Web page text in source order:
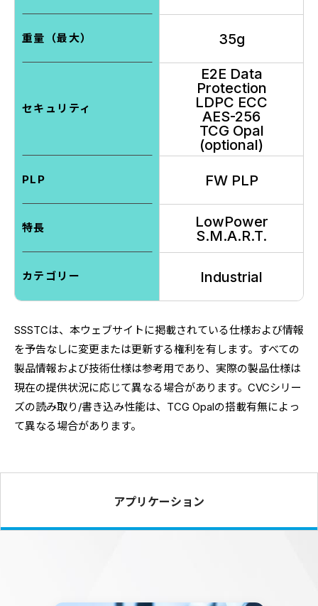
重量（最大） 35g
セキュリティ
E2E Data
Protection
LDPC ECC
AES-256
TCG Opal
(optional)
PLP FW PLP
特長
LowPower
S.M.A.R.T.
カテゴリー Industrial
SSSTCは、 本ウェブサイトに掲載されている仕様および情報
を予告なしに変更 または更新する権利を有します。 すべての
製品情報および技術仕様は参考用であり、 実際の製品仕様は
現在の提供状況に応じて異なる場合があります。 CVCシリー
ズの読み取り/書き込み性能は、TCG Opalの搭載有無によっ
て異なる場合があります。
アプリケーション